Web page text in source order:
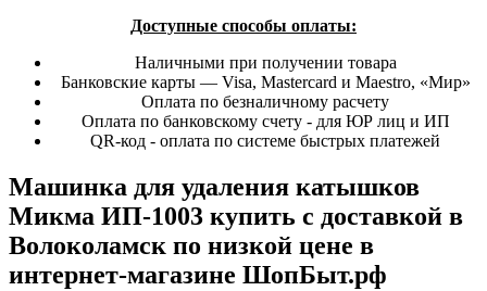
Доступные способы оплаты:
Наличными при получении товара
Банковские карты — Visa, Mastercard и Maestro, «Мир»
Оплата по безналичному расчету
Оплата по банковскому счету - для ЮР лиц и ИП
QR-код - оплата по системе быстрых платежей
Машинка для удаления катышков
Микма ИП-1003 купить с доставкой в
Волоколамск по низкой цене в
интернет-магазине ШопБыт.рф